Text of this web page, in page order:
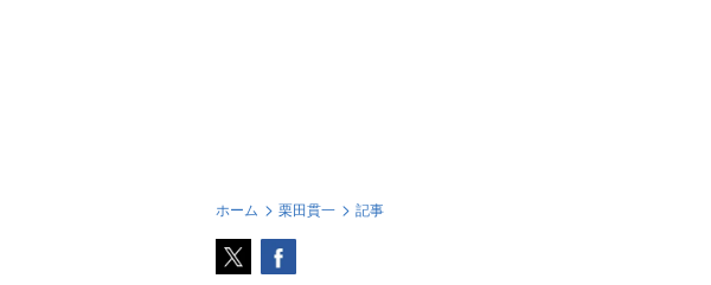
ホーム 栗田貫一 記事